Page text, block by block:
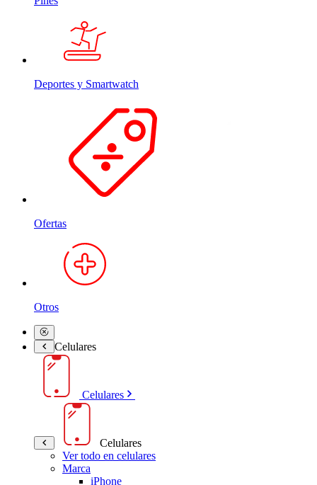
Deportes y Smartwatch
Ofertas
Otros
Celulares
Celulares
Celulares
Ver todo en celulares
Marca
iPhone